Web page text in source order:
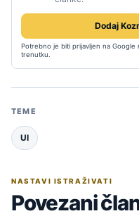
Dodaj
Potrebno je biti prijavljen na
trenutku.
TEME
UI
NASTAVI ISTRAŽIVATI
Povezani